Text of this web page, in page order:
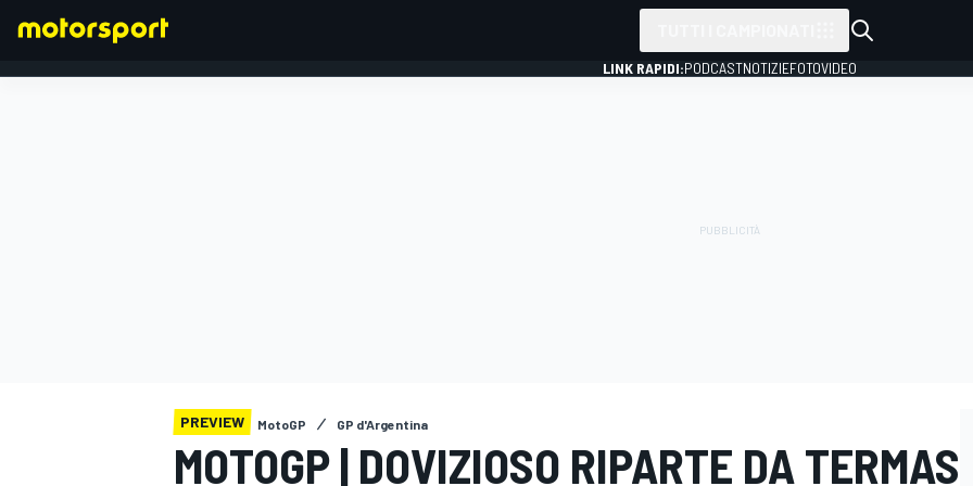
LINK RAPIDI:PODCASTNOTIZIEFOTOVIDEO
PREVIEW MotoGP GP d'Argentina
MOTOGP | DOVIZIOSO RIPARTE DA TERMAS